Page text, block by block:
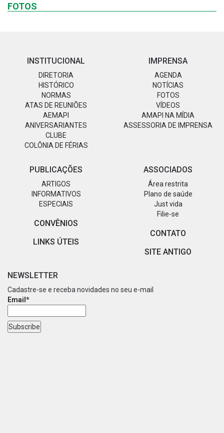
FOTOS
INSTITUCIONAL
DIRETORIA
HISTÓRICO
NORMAS
ATAS DE REUNIÕES
AEMAPI
ANIVERSARIANTES
CLUBE
COLÔNIA DE FÉRIAS
IMPRENSA
AGENDA
NOTÍCIAS
FOTOS
VÍDEOS
AMAPI NA MÍDIA
ASSESSORIA DE IMPRENSA
PUBLICAÇÕES
ARTIGOS
INFORMATIVOS
ESPECIAIS
CONVÊNIOS
LINKS ÚTEIS
ASSOCIADOS
Área restrita
Plano de saúde
Just vida
Filie-se
CONTATO
SITE ANTIGO
NEWSLETTER
Cadastre-se e receba novidades no seu e-mail
Email*